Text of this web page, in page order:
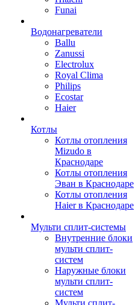
Funai
Водонагреватели
Ballu
Zanussi
Electrolux
Royal Clima
Philips
Ecostar
Haier
Котлы
Котлы отопления
Mizudo в
Краснодаре
Котлы отопления
Эван в Краснодаре
Котлы отопления
Haier в Краснодаре
Мульти сплит-системы
Внутренние блоки
мульти сплит-
систем
Наружные блоки
мульти сплит-
систем
Мульти сплит-